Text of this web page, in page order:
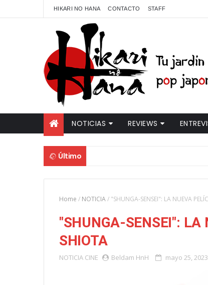
HIKARI NO HANA CONTACTO STAFF
NOTICIAS REVIEWS
Último
Home / NOTICIA/ "SHUNGA-SENSEI": LA NUEVA
"SHUNGA-SENSEI": LA
SHIOTA
NOTICIA CINE Beldam HnH mayo 25, 2023